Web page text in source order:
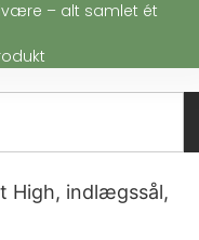
– alt samlet ét
High, indlægssål,